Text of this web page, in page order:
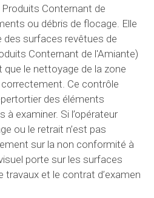
Conternant de
ou débris de flocage. Elle
des surfaces revêtues de
Conternant de l'Amiante)
que le nettoyage de la zone
Ce contrôle
des éléments
examiner. Si l’opérateur
ou le retrait n’est pas
sur la non conformité à
porte sur les surfaces
travaux et le contrat d’examen